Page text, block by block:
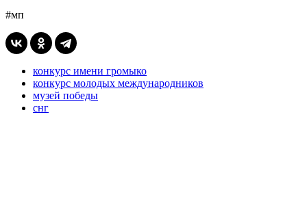
#мп
конкурс имени громыко
конкурс молодых международников
музей победы
снг